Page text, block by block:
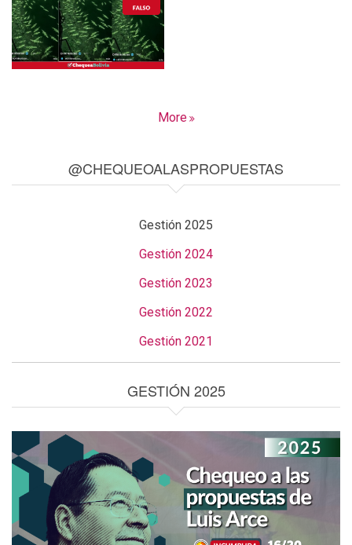
More
@CHEQUEOALASPROPUESTAS
Gestión 2025
Gestión 2024
Gestión 2023
Gestión 2022
Gestión 2021
GESTIÓN 2025